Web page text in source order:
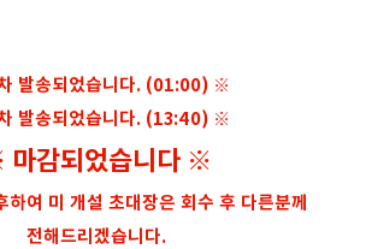
발송되었습니다. (01:00) ※
발송되었습니다. (13:40) ※
감되었습니다 ※
여 미 개설 초대장은 회수 후 다른분께
전해드리겠습니다.